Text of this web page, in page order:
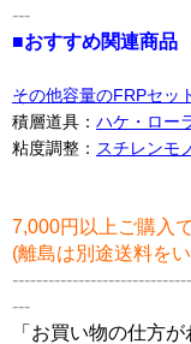
---
■おすすめ関連商品
その他容量のFRPセッ
積層道具： ハケ・ロー
粘度調整： スチレンモ
7,000円以上ご購入
(離島は別途送料を
---
「お買い物の仕方